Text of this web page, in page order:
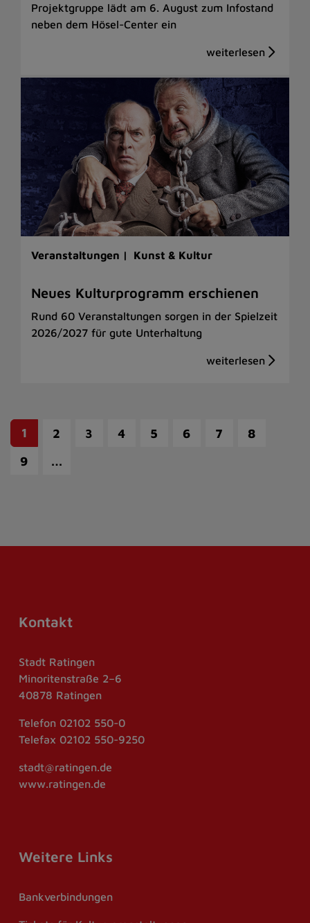
Projektgruppe lädt am 6. August zum Infostand
neben dem Hösel-Center ein
Veranstaltungen | Kunst & Kultur
Neues Kulturprogramm erschienen
Rund 60 Veranstaltungen sorgen in der Spielzeit
2026/2027 für gute Unterhaltung
1 2 3 4 5 6 7
8
9
…
Kontakt
Stadt Ratingen
Minoritenstraße 2–6
40878 Ratingen
Telefon 02102 550-0
Telefax 02102 550-9250
stadt@ratingen.de
www.ratingen.de
Weitere Links
Bankverbindungen